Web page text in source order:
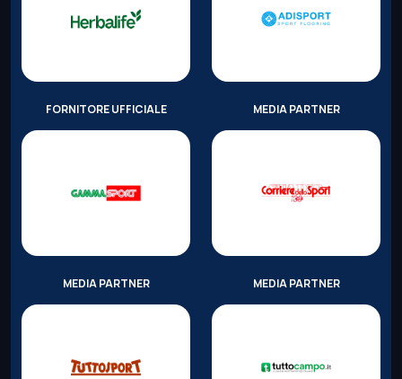
FORNITORE UFFICIALE MEDIA PARTNER
MEDIA PARTNER MEDIA PARTNER